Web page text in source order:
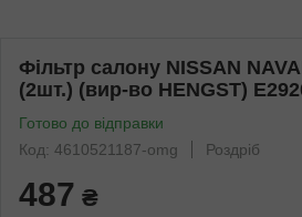
Фільтр салону NISSAN
(2шт.) (вир-во HENGST)
Готово до відправки
Код: 4610521187-omg
Роздріб
487 ₴